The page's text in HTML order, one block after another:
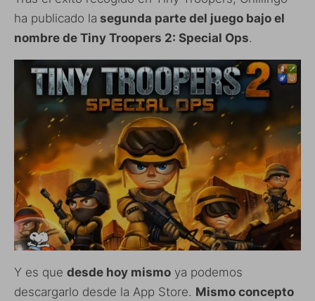
ha publicado la segunda parte del juego bajo el
nombre de Tiny Troopers 2: Special Ops.
Y es que desde hoy mismo ya podemos
descargarlo desde la App Store. Mismo concepto